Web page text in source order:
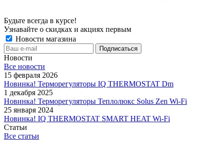
Будьте всегда в курсе!
Узнавайте о скидках и акциях первым
Новости магазина
Новости
Все новости
15 февраля 2026
Новинка! Терморегуляторы IQ THERMOSTAT Dm
1 декабря 2025
Новинка! Терморегуляторы Теплолюкс Solus Zen Wi-Fi
25 января 2024
Новинка! IQ THERMOSTAT SMART HEAT Wi-Fi
Статьи
Все статьи